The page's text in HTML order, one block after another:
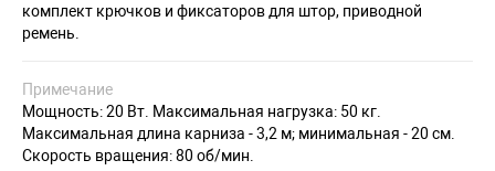
комплект крючков и фиксаторов для штор, приводной
ремень.
Примечание
Мощность: 20 Вт. Максимальная нагрузка: 50 кг.
Максимальная длина карниза - 3,2 м; минимальная - 20 см.
Скорость вращения: 80 об/мин.